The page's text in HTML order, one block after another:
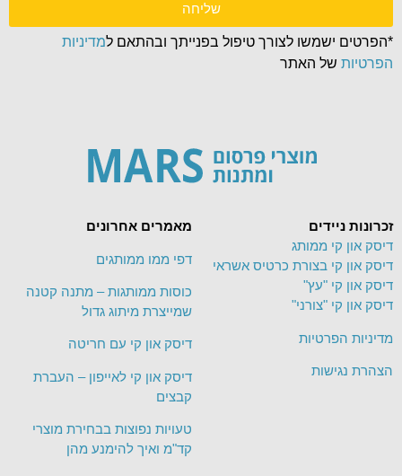
מאמרים אחרונים
דפי ממו ממותגים
כוסות ממותגות – מתנה קטנה
שמייצרת מיתוג גדול
דיסק און קי עם חריטה
דיסק און קי לאייפון – העברת
קבצים
טעויות נפוצות בבחירת מוצרי
קד"מ ואיך להימנע מהן
זכרונות ניידים
דיסק און קי ממותג
דיסק און קי בצורת כרטיס אשראי
דיסק און קי "עץ"
דיסק און קי "צורני"
מדיניות הפרטיות
הצהרת נגישות
שליחה
*הפרטים ישמשו לצורך טיפול בפנייתך ובהתאם למדיניות
הפרטיות של האתר